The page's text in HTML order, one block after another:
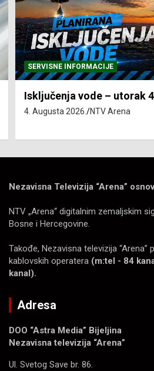
SERVISNE INFORMACIJE
Isključenja vode – utorak
4. Augusta 2026. NTV Arena
Nezavisna Televizija “Arena”
NTV „Arena“ digitalnim zemaljskim
Bosne i Hercegovine.
Takođe, Nezavisna televizija
kablovskih operatera (m:tel - 84
kanal).
Adresa
DOO “Astra Media” Bijeljina
Nezavisna televizija “Arena”
Ul. Svetog Save br. 86.